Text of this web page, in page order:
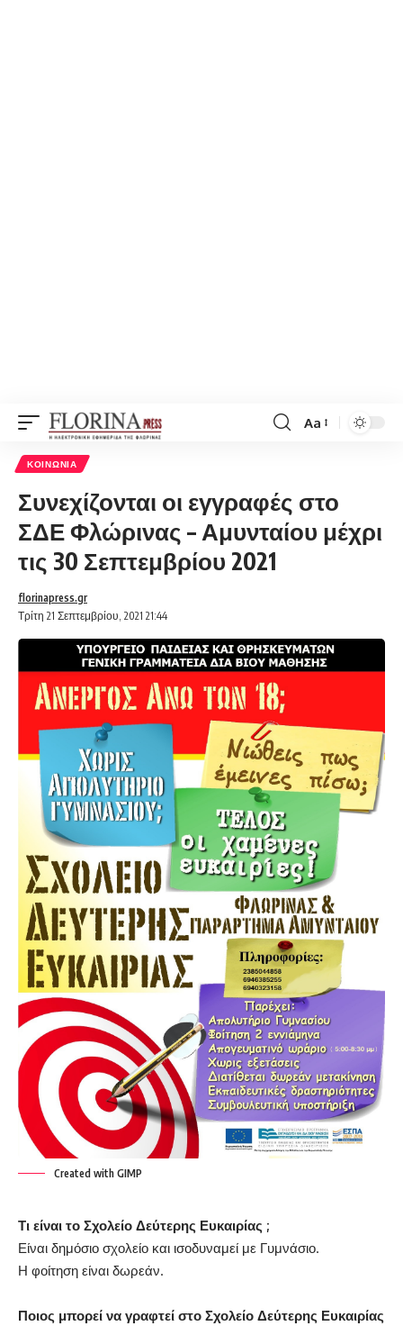
Font
Aa
ΚΟΙΝΩΝΊΑ
Συνεχίζονται οι εγγραφές στο
ΣΔΕ Φλώρινας – Αμυνταίου μέχρι
τις 30 Σεπτεμβρίου 2021
Τρίτη 21 Σεπτεμβρίου, 2021 21:44
florinapress.gr
Created with GIMP
Τι είναι το Σχολείο Δεύτερης Ευκαιρίας ;
Είναι δημόσιο σχολείο και ισοδυναμεί με Γυμνάσιο.
Η φοίτηση είναι δωρεάν.
Ποιος μπορεί να γραφτεί στο Σχολείο Δεύτερης Ευκαιρίας